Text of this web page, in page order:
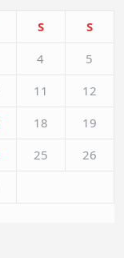
S
S
4
5
11
12
18
19
25
26